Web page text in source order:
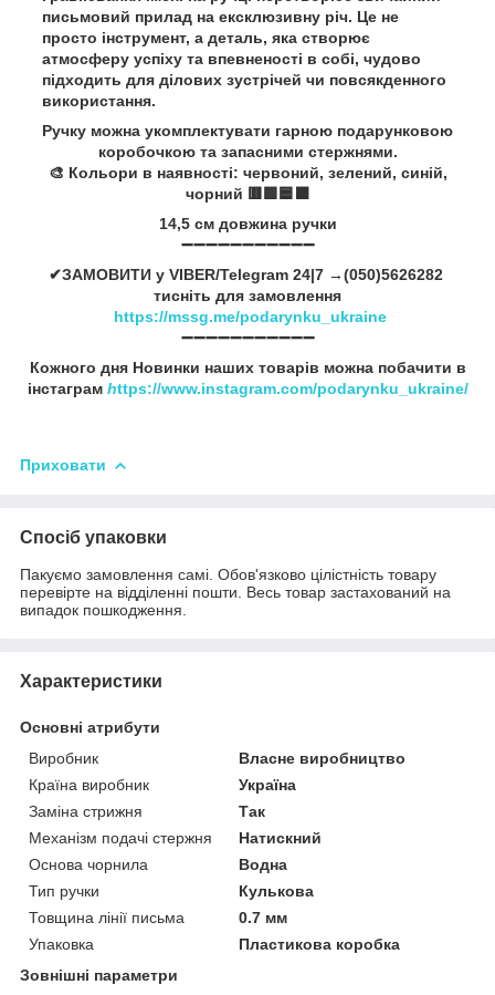
письмовий прилад на ексклюзивну річ. Це не
просто інструмент, а деталь, яка створює
атмосферу успіху та впевненості в собі, чудово
підходить для ділових зустрічей чи повсякденного
використання.
Ручку можна укомплектувати гарною подарунковою
коробочкою та запасними стержнями.
🎨 Кольори в наявності: червоний, зелений, синій,
чорний 🟥🟩🟦⬛
14,5 см довжина ручки
➖➖➖➖➖➖➖➖➖➖➖
✔ЗАМОВИТИ у VIBER/Telegram 24|7 →(050)5626282
тисніть для замовлення
https://mssg.me/podarynku_ukraine
➖➖➖➖➖➖➖➖➖➖➖
Кожного дня Новинки наших товарів можна побачити в
інстаграм https://www.instagram.com/podarynku_ukraine/
Приховати
Спосіб упаковки
Пакуємо замовлення самі. Обов'язково цілістність товару
перевірте на відділенні пошти. Весь товар застахований на
випадок пошкодження.
Характеристики
Основні атрибути
Виробник
Власне виробництво
Країна виробник
Україна
Заміна стрижня
Так
Механізм подачі стержня
Натискний
Основа чорнила
Водна
Тип ручки
Кулькова
Товщина лінії письма
0.7 мм
Упаковка
Пластикова коробка
Зовнішні параметри